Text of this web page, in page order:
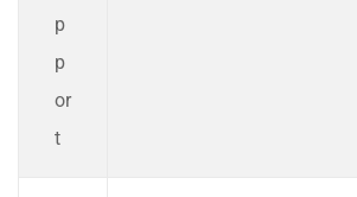
p
p
or
t